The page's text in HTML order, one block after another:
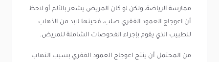
ممارسة الرياضة، ولكن لو كان المريض يشعر بالألم أو لاحظ
أن اعوجاج العمود الفقري صلب، فحينها لابد من الذهاب
للطبيب الذي يقوم بإجراء الفحوصات الشاملة للمريض.
من المحتمل أن ينتج اعوجاج العمود الفقري بسبب التهاب